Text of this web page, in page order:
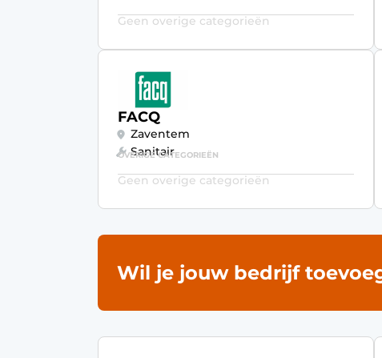
Geen overige categorieën
FACQ
Zaventem
Sanitair
OVERIGE CATEGORIEËN
Geen overige categorieën
Wil je jouw bedrijf